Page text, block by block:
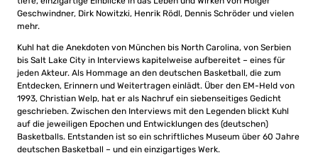
Geschwindner, Dirk Nowitzki, Henrik Rödl, Dennis Schröder und vielen
mehr.
Kuhl hat die Anekdoten von München bis North Carolina, von Serbien
bis Salt Lake City in Interviews kapitelweise aufbereitet – eines für
jeden Akteur. Als Hommage an den deutschen Basketball, die zum
Entdecken, Erinnern und Weitertragen einlädt. Über den EM-Held von
1993, Christian Welp, hat er als Nachruf ein siebenseitiges Gedicht
geschrieben. Zwischen den Interviews mit den Legenden blickt Kuhl
auf die jeweiligen Epochen und Entwicklungen des (deutschen)
Basketballs. Entstanden ist so ein schriftliches Museum über 60 Jahre
deutschen Basketball – und ein einzigartiges Werk.